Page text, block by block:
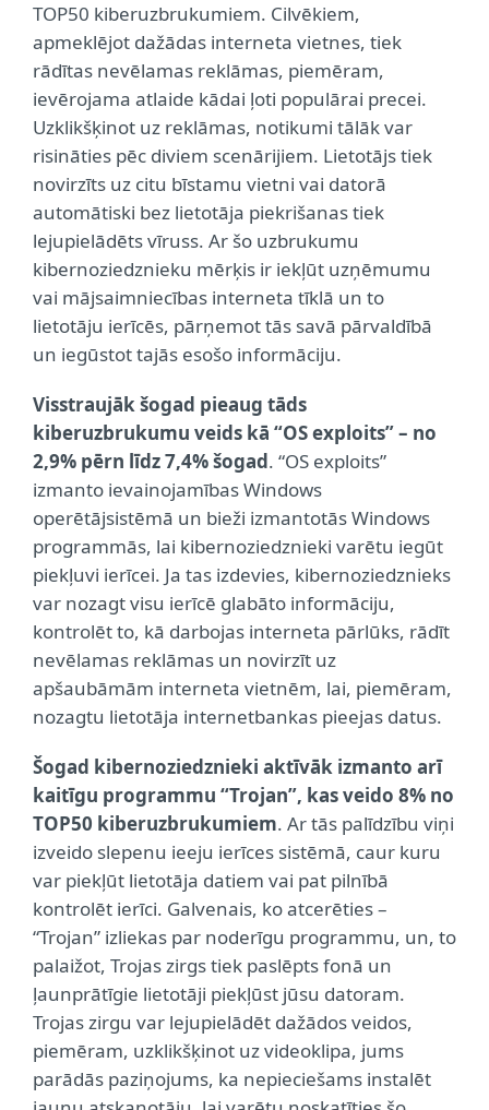
TOP50 kiberuzbrukumiem. Cilvēkiem,
apmeklējot dažādas interneta vietnes, tiek
rādītas nevēlamas reklāmas, piemēram,
ievērojama atlaide kādai ļoti populārai precei.
Uzklikšķinot uz reklāmas, notikumi tālāk var
risināties pēc diviem scenārijiem. Lietotājs tiek
novirzīts uz citu bīstamu vietni vai datorā
automātiski bez lietotāja piekrišanas tiek
lejupielādēts vīruss. Ar šo uzbrukumu
kibernoziedznieku mērķis ir iekļūt uzņēmumu
vai mājsaimniecības interneta tīklā un to
lietotāju ierīcēs, pārņemot tās savā pārvaldībā
un iegūstot tajās esošo informāciju.
Visstraujāk šogad pieaug tāds
kiberuzbrukumu veids kā “OS exploits” – no
2,9% pērn līdz 7,4% šogad. “OS exploits”
izmanto ievainojamības Windows
operētājsistēmā un bieži izmantotās Windows
programmās, lai kibernoziedznieki varētu iegūt
piekļuvi ierīcei. Ja tas izdevies, kibernoziedznieks
var nozagt visu ierīcē glabāto informāciju,
kontrolēt to, kā darbojas interneta pārlūks, rādīt
nevēlamas reklāmas un novirzīt uz
apšaubāmām interneta vietnēm, lai, piemēram,
nozagtu lietotāja internetbankas pieejas datus.
Šogad kibernoziedznieki aktīvāk izmanto arī
kaitīgu programmu “Trojan”, kas veido 8% no
TOP50 kiberuzbrukumiem. Ar tās palīdzību viņi
izveido slepenu ieeju ierīces sistēmā, caur kuru
var piekļūt lietotāja datiem vai pat pilnībā
kontrolēt ierīci. Galvenais, ko atcerēties –
“Trojan” izliekas par noderīgu programmu, un, to
palaižot, Trojas zirgs tiek paslēpts fonā un
ļaunprātīgie lietotāji piekļūst jūsu datoram.
Trojas zirgu var lejupielādēt dažādos veidos,
piemēram, uzklikšķinot uz videoklipa, jums
parādās paziņojums, ka nepieciešams instalēt